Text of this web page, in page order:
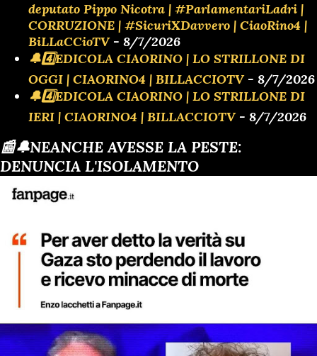
deputato Pippo Nicotra | #ParlamentariLadri |
CORRUZIONE | #SicuriXDavvero | CiaoRino4 |
BiLLaCCioTV- 8/7/2026
🔔4️⃣EDICOLA CIAORINO | LO STRILLONE DI
OGGI | CIAORINO4 | BILLACCIOTV- 8/7/2026
🔔4️⃣EDICOLA CIAORINO | LO STRILLONE DI
IERI | CIAORINO4 | BILLACCIOTV- 8/7/2026
📰🔔NEANCHE AVESSE LA PESTE:
DENUNCIA L'ISOLAMENTO